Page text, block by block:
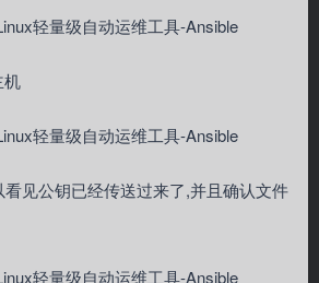
机
见公钥已经传送过来了,并且确认文件